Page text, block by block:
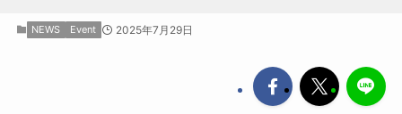
NEWS Event 2025年7月29日